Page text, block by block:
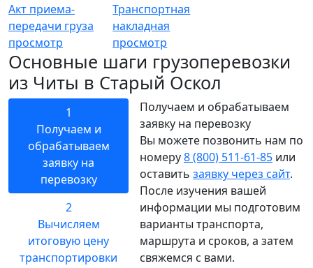
Акт приема-
передачи груза
просмотр
Транспортная
накладная
просмотр
Основные шаги грузоперевозки
из Читы в Старый Оскол
1
Получаем и
обрабатываем
заявку на
перевозку
2
Вычисляем
итоговую цену
транспортировки
Получаем и обрабатываем
заявку на перевозку
Вы можете позвонить нам по
номеру8 (800) 511-61-85 или
оставить заявку через сайт.
После изучения вашей
информации мы подготовим
варианты транспорта,
маршрута и сроков, а затем
свяжемся с вами.